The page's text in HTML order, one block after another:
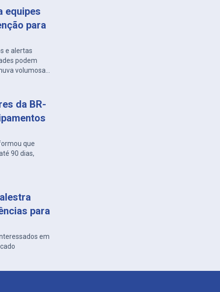
equipes
para
e alertas
podem
volumosa
da BR-
que
90 dias,
para
em